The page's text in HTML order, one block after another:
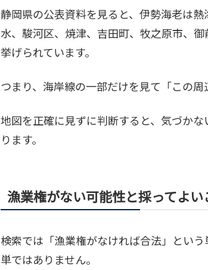
静岡県の公表資料を見ると、伊勢海老は
水、駿河区、焼津、吉田町、牧之原市、
挙げられています。
つまり、海岸線の一部だけを見て「この周
地図を正確に見ずに判断すると、気づか
ります。
漁業権がない可能性と採ってよ
検索では「漁業権がなければ合法」とい
単ではありません。